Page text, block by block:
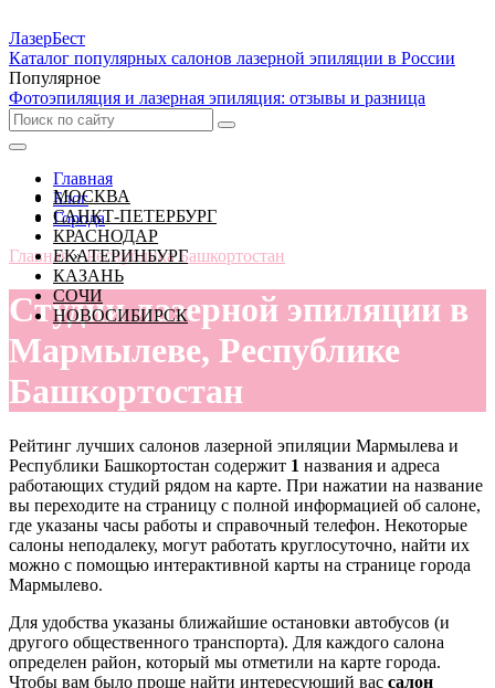
ЛазерБест
Каталог популярных салонов лазерной эпиляции в России
Популярное
Фотоэпиляция и лазерная эпиляция: отзывы и разница
МОСКВА
САНКТ-ПЕТЕРБУРГ
КРАСНОДАР
ЕКАТЕРИНБУРГ
КАЗАНЬ
СОЧИ
НОВОСИБИРСК
Главная
Блог
Города
Главная » Республика Башкортостан
Студии лазерной эпиляции в
Мармылеве, Республике
Башкортостан
Рейтинг лучших салонов лазерной эпиляции Мармылева и
Республики Башкортостан содержит 1 названия и адреса
работающих студий рядом на карте. При нажатии на название
вы переходите на страницу с полной информацией об салоне,
где указаны часы работы и справочный телефон. Некоторые
салоны неподалеку, могут работать круглосуточно, найти их
можно с помощью интерактивной карты на странице города
Мармылево.
Для удобства указаны ближайшие остановки автобусов (и
другого общественного транспорта). Для каждого салона
определен район, который мы отметили на карте города.
Чтобы вам было проще найти интересующий вас салон